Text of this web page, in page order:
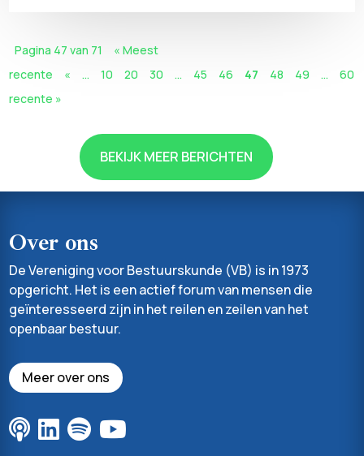
Pagina 47 van 71
« Meest
recente
« ... 10 20 30 ... 45 46 47 48 49 ...
60
recente »
BEKIJK MEER BERICHTEN
Over ons
De Vereniging voor Bestuurskunde (VB) is in 1973
opgericht. Het is een actief forum van mensen die
geïnteresseerd zijn in het reilen en zeilen van het
openbaar bestuur.
Meer over ons